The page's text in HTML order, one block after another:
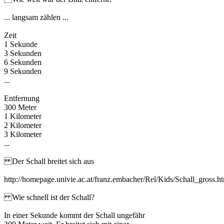
... langsam zählen ...
Zeit
1 Sekunde
3 Sekunden
6 Sekunden
9 Sekunden
...
Entfernung
300 Meter
1 Kilometer
2 Kilometer
3 Kilometer
...
Der Schall breitet sich aus
http://homepage.univie.ac.at/franz.embacher/Rel/Kids/
Wie schnell ist der Schall?
In einer Sekunde kommt der Schall ungefähr